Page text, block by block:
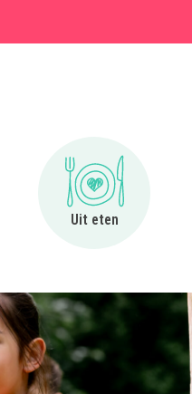
Uit eten
Ga naar Uit eten